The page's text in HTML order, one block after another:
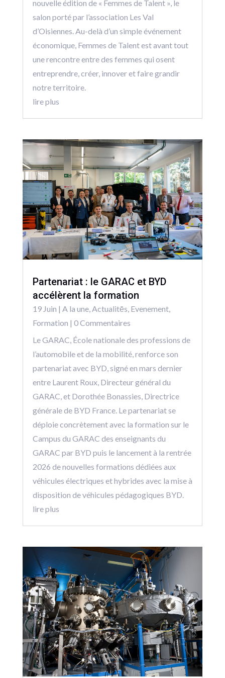
nouvelle édition de « Femmes de Talent », le
salon porté par l’association Les Val
d’Oisiennes. Au-delà d’un simple événement
économique, Femmes de Talent est avant tout
une rencontre entre des femmes qui osent
entreprendre, créer, innover et faire grandir
notre territoire.
lire plus
Partenariat : le GARAC et BYD
accélèrent la formation
19 Juin | A la une, Actualitēs Evenement,
Formation | 0 Commentaires
Le GARAC, École nationale des professions de
l’automobile et de la mobilité, renforce son
partenariat avec BYD, signé en mars dernier
entre Laurent Roux, Directeur général du
GARAC, et Dorothée Bonassies, Directrice
générale de BYD France. Le partenariat se
déploie concrètement avec la formation sur le
Campus du GARAC des enseignants du
GARAC par BYD puis le lancement à la rentrée
2026 de nouvelles formations dédiées aux
véhicules électriques et hybrides avec la mise à
disposition de véhicules pédagogiques BYD.
lire plus